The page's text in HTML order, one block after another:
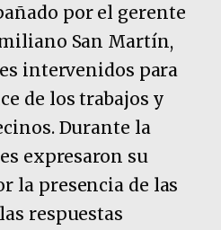
por el gerente
San Martín,
intervenidos para
de los trabajos y
Durante la
expresaron su
la presencia de las
respuestas